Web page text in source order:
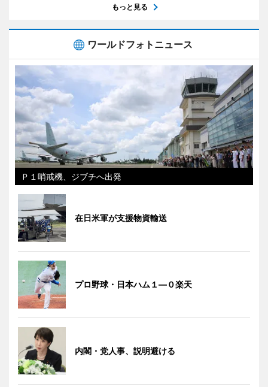
もっと見る
ワールドフォトニュース
Ｐ１哨戒機、ジブチへ出発
在日米軍が支援物資輸送
プロ野球・日本ハム１―０楽天
内閣・党人事、説明避ける